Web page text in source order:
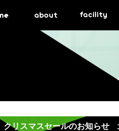
クリスマスセールのお知らせ